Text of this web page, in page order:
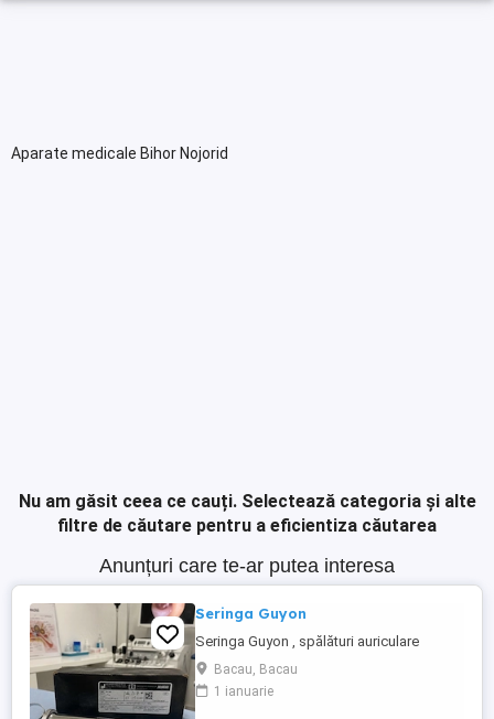
Aparate medicale Bihor Nojorid
Nu am găsit ceea ce cauți. Selectează categoria și alte
filtre de căutare pentru a eficientiza căutarea
Anunțuri care te-ar putea interesa
Seringa Guyon
Seringa Guyon , spălături auriculare
Bacau, Bacau
1 ianuarie